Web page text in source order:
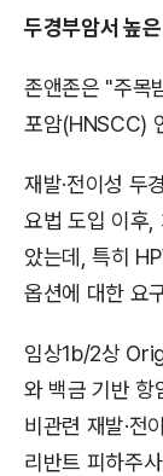
두경부암서 높
존앤존은 "주목
포암(HNSCC)
재발·전이성 두
요법 도입 이후,
았는데, 특히
옵션에 대한 요
임상1b/2상
와 백금 기반 항
비관련 재발·전
리반트 피하주